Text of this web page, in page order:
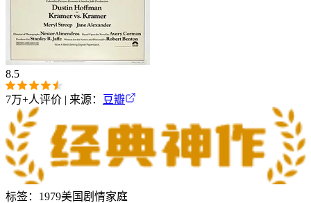
8.5
7万+人评价 | 来源： 豆瓣
标签： 1979美国 剧情家庭